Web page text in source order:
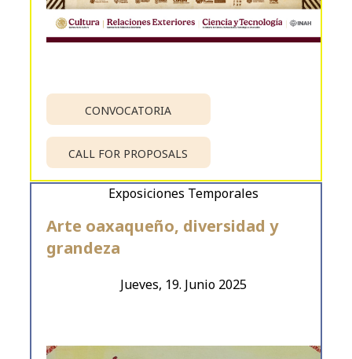
CONVOCATORIA
CALL FOR PROPOSALS
Jueves, 19. Junio 2025
Arte oaxaqueño, diversidad y
grandeza
Exposiciones Temporales